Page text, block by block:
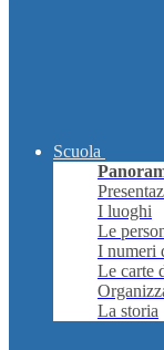
Scuola
I luoghi
Le
I numeri
Le carte
La storia